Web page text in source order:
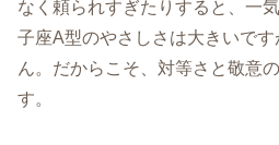
なく頼られすぎたりすると、一
子座A型のやさしさは大きいで
ん。だからこそ、対等さと敬意
す。